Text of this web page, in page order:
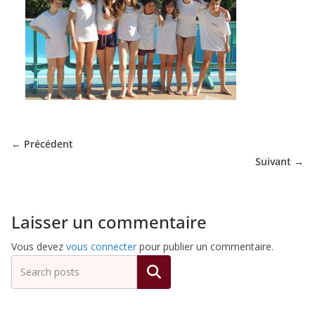
de
Hockey
de
← Précédent
Suivant →
Laisser un commentaire
Vous devez vous connecter pour publier un commentaire.
Rechercher